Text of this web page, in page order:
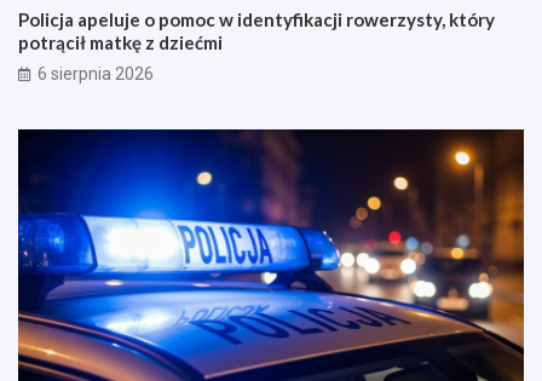
Policja apeluje o pomoc w identyfikacji rowerzysty, który
potrącił matkę z dziećmi
6 sierpnia 2026